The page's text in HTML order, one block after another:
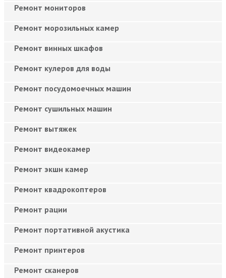
Ремонт мониторов
Ремонт морозильных камер
Ремонт винных шкафов
Ремонт кулеров для воды
Ремонт посудомоечных машин
Ремонт сушильных машин
Ремонт вытяжек
Ремонт видеокамер
Ремонт экшн камер
Ремонт квадрокоптеров
Ремонт рации
Ремонт портативной акустика
Ремонт принтеров
Ремонт сканеров